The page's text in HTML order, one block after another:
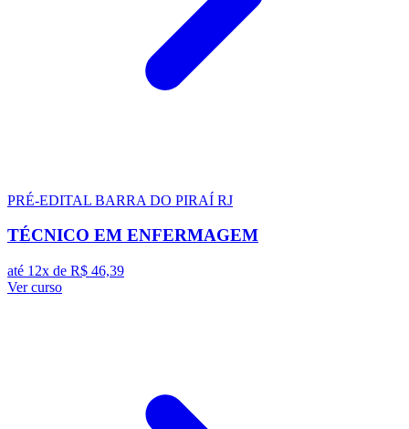
PRÉ-EDITAL BARRA DO PIRAÍ RJ
TÉCNICO EM ENFERMAGEM
até 12x de R$ 46,39
Ver curso